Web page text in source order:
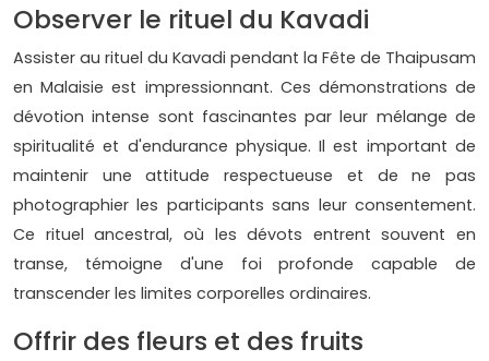
Observer le rituel du Kavadi
Assister au rituel du Kavadi pendant la Fête de Thaipusam
en Malaisie est impressionnant. Ces démonstrations de
dévotion intense sont fascinantes par leur mélange de
spiritualité et d'endurance physique. Il est important de
maintenir une attitude respectueuse et de ne pas
photographier les participants sans leur consentement.
Ce rituel ancestral, où les dévots entrent souvent en
transe, témoigne d'une foi profonde capable de
transcender les limites corporelles ordinaires.
Offrir des fleurs et des fruits